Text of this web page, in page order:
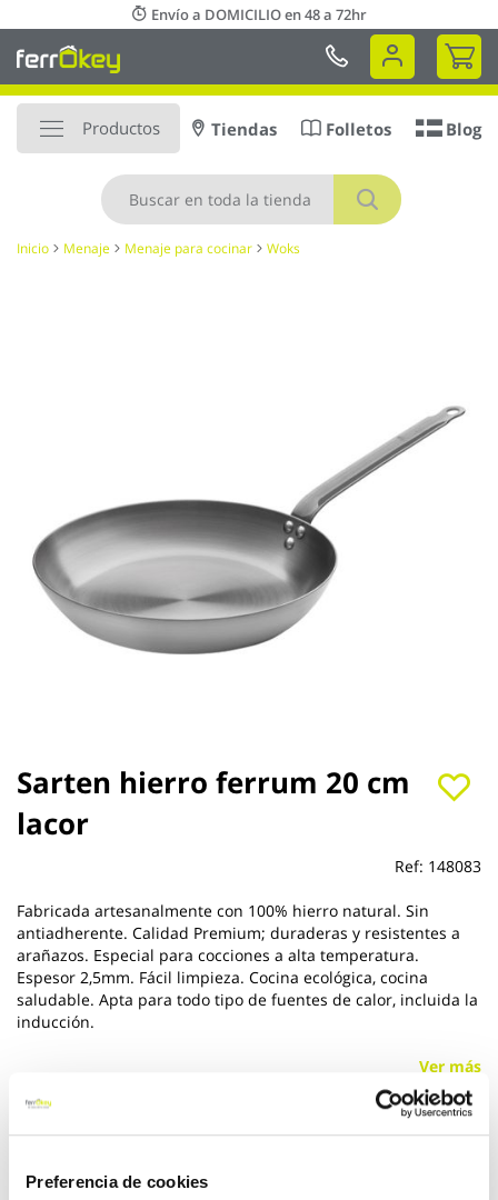
Preferencia de cookies
al
contenido
Envío a DOMICILIO en 48 a 72hr
Mi
Productos
Buscar
Tiendas Folletos Blog
Inicio Menaje Menaje para cocinar Woks
Sarten hierro ferrum 20 cm
lacor
Ref: 148083
Fabricada artesanalmente con 100% hierro natural. Sin
antiadherente. Calidad Premium; duraderas y resistentes a
arañazos. Especial para cocciones a alta temperatura.
Espesor 2,5mm. Fácil limpieza. Cocina ecológica, cocina
saludable. Apta para todo tipo de fuentes de calor, incluida la
inducción.
Ver más
21,45 €
Saltar
al
comienzo
de
de
imágenes